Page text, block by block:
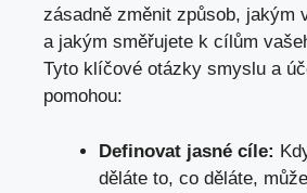
zásadně změnit způsob, jakým
a jakým směřujete k cílům
Tyto klíčové otázky smyslu a
pomohou:
Definovat jasné cíle:
děláte to, co děláte,